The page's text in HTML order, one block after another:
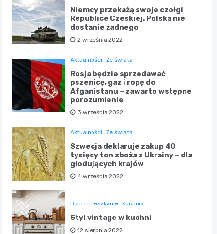
Niemcy przekażą swoje czołgi
Republice Czeskiej. Polska nie
dostanie żadnego
2 września 2022
Aktualności Ze świata
Rosja będzie sprzedawać
pszenicę, gaz i ropę do
Afganistanu – zawarto wstępne
porozumienie
3 września 2022
Aktualności Ze świata
Szwecja deklaruje zakup 40
tysięcy ton zboża z Ukrainy – dla
głodujących krajów
4 września 2022
Dom i mieszkanie Kuchnia
Styl vintage w kuchni
12 sierpnia 2022